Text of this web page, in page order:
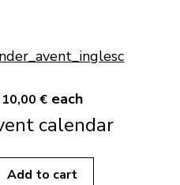
10,00 € each
calendar
Add to cart